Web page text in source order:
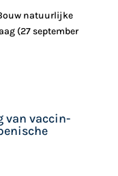
natuurlijke
(27 september
van vaccin-